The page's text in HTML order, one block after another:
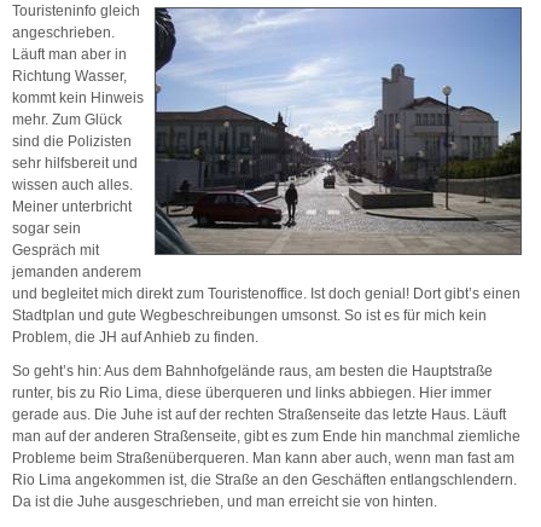
Touristeninfo gleich
angeschrieben.
Läuft man aber in
Richtung Wasser,
kommt kein Hinweis
mehr. Zum Glück
sind die Polizisten
sehr hilfsbereit und
wissen auch alles.
Meiner unterbricht
sogar sein
Gespräch mit
jemanden anderem
und begleitet mich direkt zum Touristenoffice. Ist doch genial! Dort gibt’s einen
Stadtplan und gute Wegbeschreibungen umsonst. So ist es für mich kein
Problem, die JH auf Anhieb zu finden.
So geht’s hin: Aus dem Bahnhofgelände raus, am besten die Hauptstraße
runter, bis zu Rio Lima, diese überqueren und links abbiegen. Hier immer
gerade aus. Die Juhe ist auf der rechten Straßenseite das letzte Haus. Läuft
man auf der anderen Straßenseite, gibt es zum Ende hin manchmal ziemliche
Probleme beim Straßenüberqueren. Man kann aber auch, wenn man fast am
Rio Lima angekommen ist, die Straße an den Geschäften entlangschlendern.
Da ist die Juhe ausgeschrieben, und man erreicht sie von hinten.